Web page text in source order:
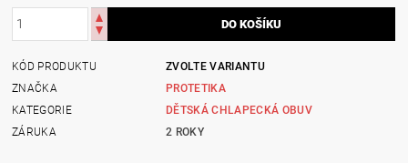
KÓD PRODUKTU
ZVOLTE VARIANTU
ZNAČKA
PROTETIKA
KATEGORIE
DĚTSKÁ CHLAPECKÁ OBUV
ZÁRUKA
2 ROKY